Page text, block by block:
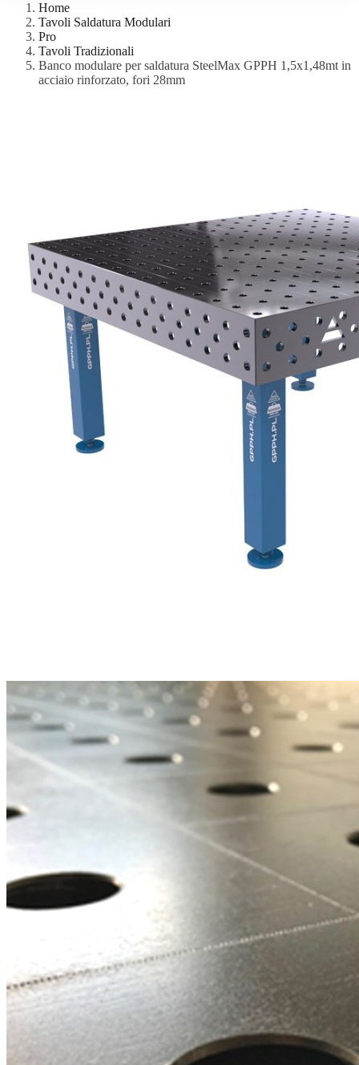
Home
Tavoli Saldatura Modulari
Pro
Tavoli Tradizionali
Banco modulare per saldatura SteelMax GPPH 1,5x1,48mt in
acciaio rinforzato, fori 28mm